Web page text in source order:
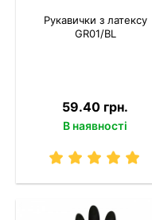
Рукавички з латексу
GR01/BL
59.40 грн.
В наявності